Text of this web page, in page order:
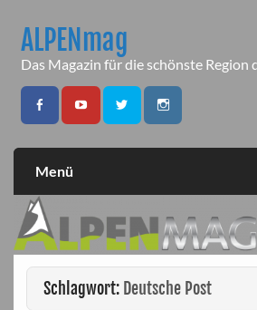
contentALPENmag
Das Magazin für die schönste Region
Menü
Schlagwort: Deutsche Post